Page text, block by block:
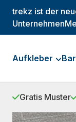
trekz ist der
Unternehmen
Aufkleber
Gratis Muster